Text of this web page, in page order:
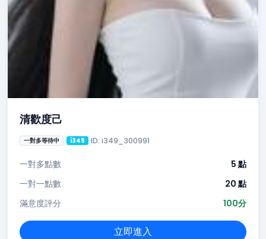
清歡度己
一對多等待中 i349 ID: i349_300991
一對多點數
5 點
一對一點數
20 點
滿意度評分
100分
立即進入